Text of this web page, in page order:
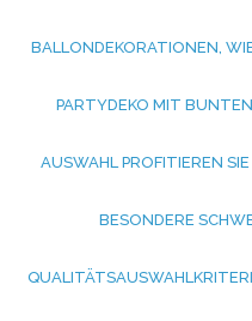
ALLONDEKORATIONEN, WIE
ARTYDEKO MIT BUNTEN
USWAHL PROFITIEREN SIE
ESONDERE